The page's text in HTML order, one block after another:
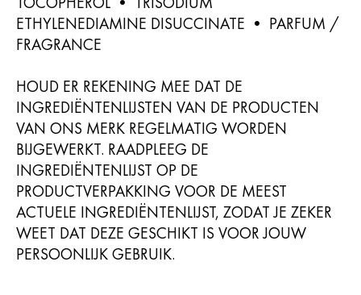
ETHYLENEDIAMINE DISUCCINATE • PARFUM /
FRAGRANCE
HOUD ER REKENING MEE DAT DE
INGREDIËNTENLIJSTEN VAN DE PRODUCTEN
VAN ONS MERK REGELMATIG WORDEN
BIJGEWERKT. RAADPLEEG DE
INGREDIËNTENLIJST OP DE
PRODUCTVERPAKKING VOOR DE MEEST
ACTUELE INGREDIËNTENLIJST, ZODAT JE ZEKER
WEET DAT DEZE GESCHIKT IS VOOR JOUW
PERSOONLIJK GEBRUIK.